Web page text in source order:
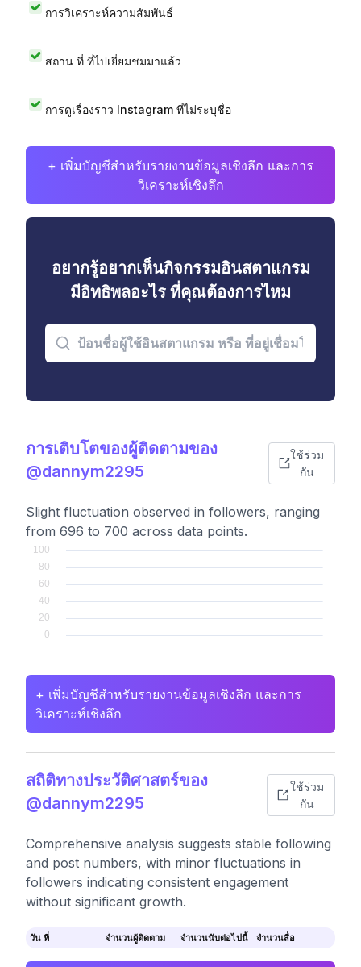
การวิเคราะห์ความสัมพันธ์
สถาน ที่ ที่ไปเยี่ยมชมมาแล้ว
การดูเรื่องราว Instagram ที่ไม่ระบุชื่อ
+ เพิ่มบัญชีสำหรับรายงานข้อมูลเชิงลึก และการ
วิเคราะห์เชิงลึก
อยากรู้อยากเห็นกิจกรรมอินสตาแกรม
มีอิทธิพลอะไร ที่คุณต้องการไหม
การเติบโตของผู้ติดตามของ
@dannym2295
ใช้ร่วม
กัน
Slight fluctuation observed in followers, ranging
from 696 to 700 across data points.
+ เพิ่มบัญชีสำหรับรายงานข้อมูลเชิงลึก และการ
วิเคราะห์เชิงลึก
สถิติทางประวัติศาสตร์ของ
@dannym2295
ใช้ร่วม
กัน
Comprehensive analysis suggests stable following
and post numbers, with minor fluctuations in
followers indicating consistent engagement
without significant growth.
วัน ที่ จำนวนผู้ติดตาม จำนวนนับต่อไปนี้ จำนวนสื่อ